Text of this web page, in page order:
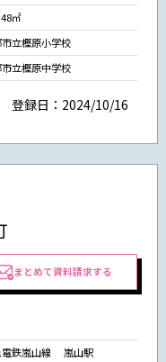
㎡
立樫原小学校
立樫原中学校
登録日：2024/10/16
まとめて資料請求する
電鉄嵐山線 嵐山駅